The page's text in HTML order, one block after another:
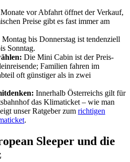
Monate vor Abfahrt öffnet der Verkauf,
Preise gibt es fast immer am
Montag bis Donnerstag ist tendenziell
Sonntag.
Die Mini Cabin ist der Preis-
Familien fahren im
oft günstiger als in zwei
Innerhalb Österreichs gilt für
das Klimaticket – wie man
unser Ratgeber zum richtigen
.
Sleeper und die